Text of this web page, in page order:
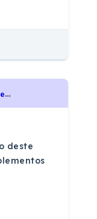
C
EDERJ 2021 - Química - Soluções: características, tipos de concentração, diluição, mistura, titulação e soluções coloidais., Transformações Químicas: elementos químicos, tabela periódica e reações químicas, Transformações Químicas, Soluções e Substâncias Inorgânicas
deste